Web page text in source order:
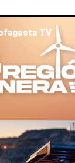
TV